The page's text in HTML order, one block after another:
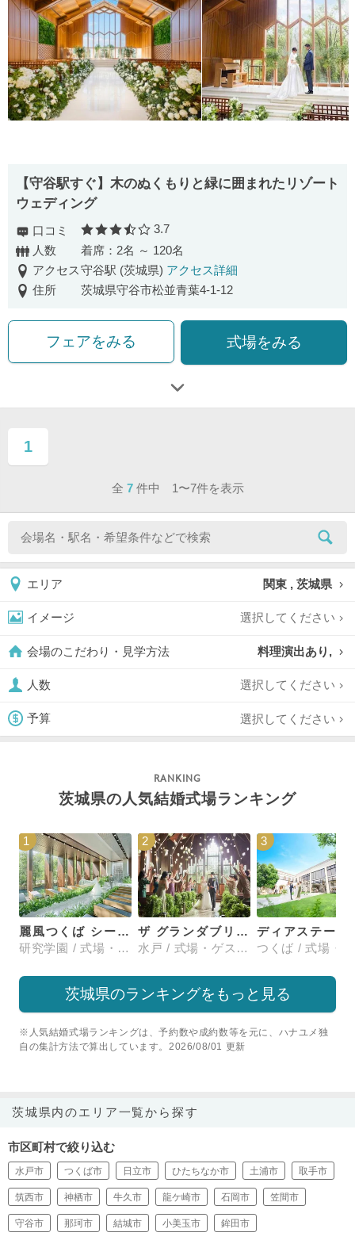
【守谷駅すぐ】木のぬくもりと緑に囲まれたリゾート
ウェディング
口コミ 口コミ評価
3.7
人数
着席：2名 ～ 120名
アクセス守谷駅 (茨城県) アクセス詳細
住所
茨城県守谷市松並青葉4-1-12
フェアをみる 式場をみる
1
ページ目
全 7 件中 1〜7件を表示
エリア 関東 , 茨城県
イメージ 選択してください
会場のこだわり・見学方法 料理演出あり,
人数 選択してください
予算 選択してください
茨城県の人気結婚式場ランキング
1
麗風つくば シーズンズテラス
研究学園 / 式場・ゲストハウス
2
ザ グランダブリュー 水戸(THE GRANDW MITO）
水戸 / 式場・ゲストハウス
3
茨城県のランキングをもっと見る
※人気結婚式場ランキングは、予約数や成約数等を元に、ハナユメ独
自の集計方法で算出しています。2026/08/01 更新
茨城県内のエリア一覧から探す
市区町村で絞り込む
水戸市 つくば市 日立市 ひたちなか市 土浦市 取手市
筑西市 神栖市 牛久市 龍ケ崎市 石岡市 笠間市
守谷市 那珂市 結城市 小美玉市 鉾田市